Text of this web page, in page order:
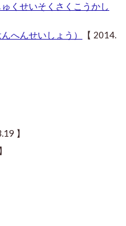
くせいそくさくこうかし
へんせいしょう）
【 2014.
】